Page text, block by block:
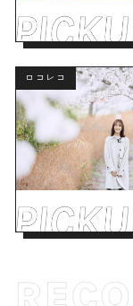
ロコレコ